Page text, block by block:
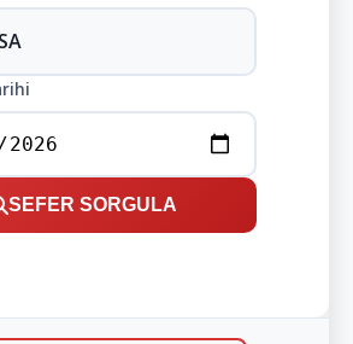
SEFER SORGULA